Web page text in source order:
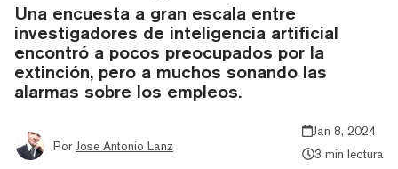
Una encuesta a gran escala entre
investigadores de inteligencia artificial
encontró a pocos preocupados por la
extinción, pero a muchos sonando las
alarmas sobre los empleos.
Por Jose Antonio Lanz
Jan 8, 2024
3 min lectura